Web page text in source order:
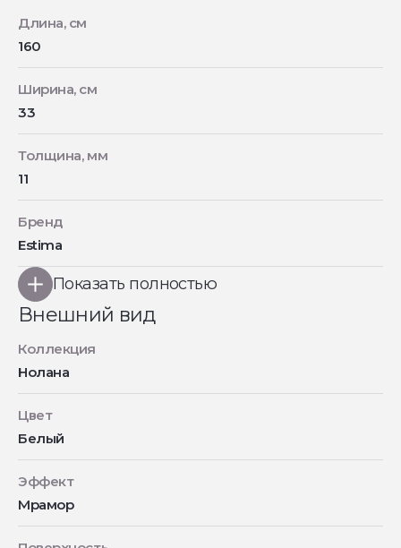
Длина, см
160
Ширина, см
33
Толщина, мм
11
Бренд
Estima
Показать полностью
Внешний вид
Коллекция
Нолана
Цвет
Белый
Эффект
Мрамор